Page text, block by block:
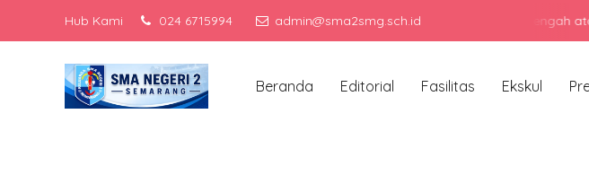
Hub Kami 024 6715994 admin@sma2smg.sch.idMenjadi sekolah menengah atas
Beranda Editorial Fasilitas Ekskul